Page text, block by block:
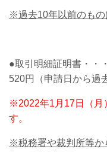
※過去10年以前のもの
●取引明細証明書・・
520円（申請日から過
※2022年1月17日（月
す。
※税務署や裁判所等か